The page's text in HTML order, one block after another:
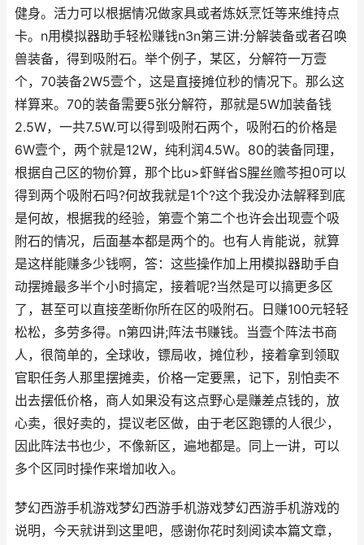
健身。活力可以根据情况做家具或者炼妖烹饪等来维持点
卡。n用模拟器助手轻松赚钱n3n第三讲:分解装备或者召唤
兽装备，得到吸附石。举个例子，某区，分解符一万壹
个，70装备2W5壹个，这是直接摊位秒的情况下。那么这
样算来。70的装备需要5张分解符，那就是5W加装备钱
2.5W，一共7.5W.可以得到吸附石两个，吸附石的价格是
6W壹个，两个就是12W，纯利润4.5W。80的装备同理，
根据自己区的物价算，那个比u>虾鲜省S腥丝赡芩担0可以
得到两个吸附石吗?何故我就是1个?这个我没办法解释到底
是何故，根据我的经验，第壹个第二个也许会出现壹个吸
附石的情况，后面基本都是两个的。也有人肯能说，就算
是这样能赚多少钱啊，答：这些操作加上用模拟器助手自
动摆摊最多半个小时搞定，接着呢?当然是可以搞更多区
了，甚至可以直接垄断你所在区的吸附石。日赚100元轻轻
松松，多劳多得。n第四讲;阵法书赚钱。当壹个阵法书商
人，很简单的，全球收，镖局收，摊位秒，接着拿到领取
官职任务人那里摆摊卖，价格一定要黑，记下，别怕卖不
出去摆低价格，商人如果没有这点野心是赚差点钱的，放
心卖，很好卖的，提议老区做，由于老区跑镖的人很少，
因此阵法书也少，不像新区，遍地都是。同上一讲，可以
多个区同时操作来增加收入。
梦幻西游手机游戏梦幻西游手机游戏梦幻西游手机游戏的
说明，今天就讲到这里吧，感谢你花时刻阅读本篇文章，